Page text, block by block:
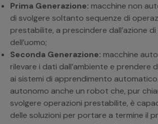
Prima Generazione: macchine non
di svolgere soltanto sequenze di
prestabilite, a prescindere dall’azione
dell’uomo;
Seconda Generazione: macchine
rilevare i dati dall’ambiente e prendere
ai sistemi di apprendimento
autonomo anche un robot che, pur
svolgere operazioni prestabilite, è
delle soluzioni per portare a termine il